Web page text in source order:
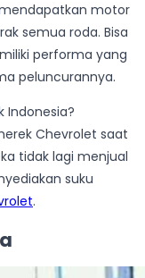
motor
semua roda. Bisa
performa yang
peluncurannya.
Indonesia?
Chevrolet saat
tidak lagi menjual
suku
.